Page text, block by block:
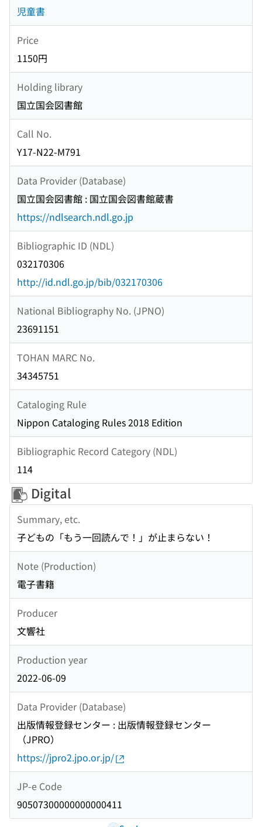
児童書
Price
1150円
Holding library
国立国会図書館
Call No.
Y17-N22-M791
Data Provider (Database)
国立国会図書館 : 国立国会図書館蔵書
https://ndlsearch.ndl.go.jp
Bibliographic ID (NDL)
032170306
http://id.ndl.go.jp/bib/032170306
National Bibliography No. (JPNO)
23691151
TOHAN MARC No.
34345751
Cataloging Rule
Nippon Cataloging Rules 2018 Edition
Bibliographic Record Category (NDL)
114
Digital
Summary, etc.
子どもの「もう一回読んで！」が止まらない！
Note (Production)
電子書籍
Producer
文響社
Production year
2022-06-09
Data Provider (Database)
出版情報登録センター : 出版情報登録センター
（JPRO）
https://jpro2.jpo.or.jp/
JP-e Code
90507300000000000411